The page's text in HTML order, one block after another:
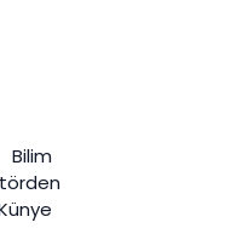
Bilim